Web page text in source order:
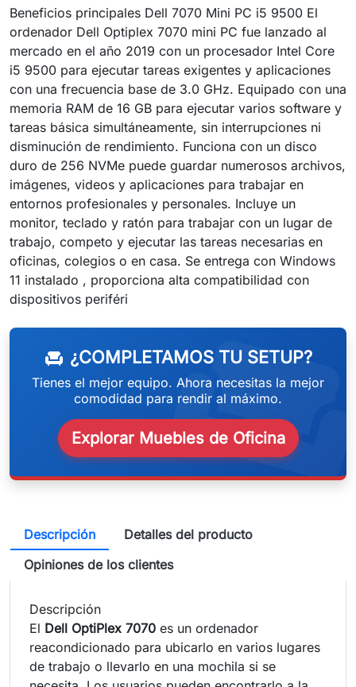
Beneficios principales Dell 7070 Mini PC i5 9500 El
ordenador Dell Optiplex 7070 mini PC fue lanzado al
mercado en el año 2019 con un procesador Intel Core
i5 9500 para ejecutar tareas exigentes y aplicaciones
con una frecuencia base de 3.0 GHz. Equipado con una
memoria RAM de 16 GB para ejecutar varios software y
tareas básica simultáneamente, sin interrupciones ni
disminución de rendimiento. Funciona con un disco
duro de 256 NVMe puede guardar numerosos archivos,
imágenes, videos y aplicaciones para trabajar en
entornos profesionales y personales. Incluye un
monitor, teclado y ratón para trabajar con un lugar de
trabajo, competo y ejecutar las tareas necesarias en
oficinas, colegios o en casa. Se entrega con Windows
11 instalado , proporciona alta compatibilidad con
dispositivos periféri
chair ¿COMPLETAMOS TU SETUP?
Tienes el mejor equipo. Ahora necesitas la mejor
comodidad para rendir al máximo.
Explorar Muebles de Oficina
Descripción
Detalles del producto
Opiniones de los clientes
Descripción
El Dell OptiPlex 7070 es un ordenador
reacondicionado para ubicarlo en varios lugares
de trabajo o llevarlo en una mochila si se